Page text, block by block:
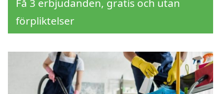
Få 3 erbjudanden, gratis och utan
förpliktelser